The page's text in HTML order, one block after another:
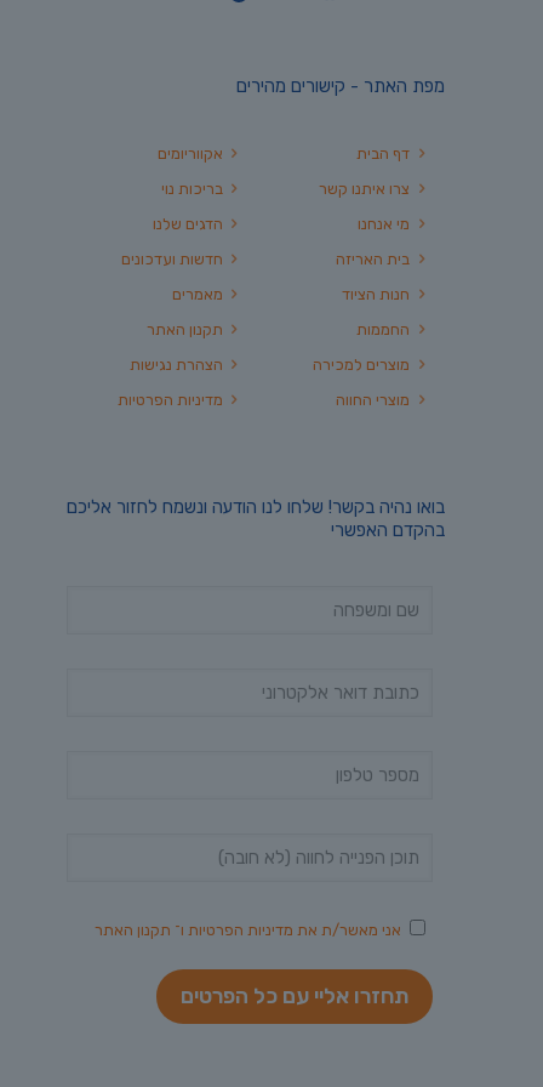
מפת האתר - קישורים מהירים
אקווריומים
בריכות נוי
הדגים שלנו
חדשות ועדכונים
מאמרים
תקנון האתר
הצהרת נגישות
מדיניות הפרטיות
דף הבית
צרו איתנו קשר
מי אנחנו
בית האריזה
חנות הציוד
החממות
מוצרים למכירה
מוצרי החווה
בואו נהיה בקשר! שלחו לנו הודעה ונשמח לחזור אליכם
בהקדם האפשרי
אני מאשר/ת את מדיניות הפרטיות ו־ תקנון האתר